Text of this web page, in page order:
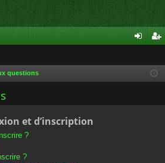
cri
questions
et d’inscription
?
?